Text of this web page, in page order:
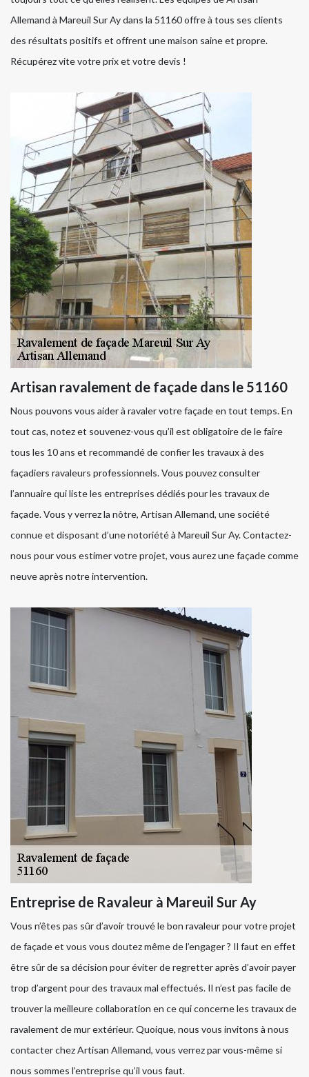
Allemand à Mareuil Sur Ay dans la 51160 offre à tous ses clients
des résultats positifs et offrent une maison saine et propre.
Récupérez vite votre prix et votre devis !
Artisan ravalement de façade dans le 51160
Nous pouvons vous aider à ravaler votre façade en tout temps. En
tout cas, notez et souvenez-vous qu’il est obligatoire de le faire
tous les 10 ans et recommandé de confier les travaux à des
façadiers ravaleurs professionnels. Vous pouvez consulter
l’annuaire qui liste les entreprises dédiés pour les travaux de
façade. Vous y verrez la nôtre, Artisan Allemand, une société
connue et disposant d’une notoriété à Mareuil Sur Ay. Contactez-
nous pour vous estimer votre projet, vous aurez une façade comme
neuve après notre intervention.
Entreprise de Ravaleur à Mareuil Sur Ay
Vous n’êtes pas sûr d’avoir trouvé le bon ravaleur pour votre projet
de façade et vous vous doutez même de l’engager ? Il faut en effet
être sûr de sa décision pour éviter de regretter après d’avoir payer
trop d’argent pour des travaux mal effectués. Il n’est pas facile de
trouver la meilleure collaboration en ce qui concerne les travaux de
ravalement de mur extérieur. Quoique, nous vous invitons à nous
contacter chez Artisan Allemand, vous verrez par vous-même si
nous sommes l’entreprise qu’il vous faut.